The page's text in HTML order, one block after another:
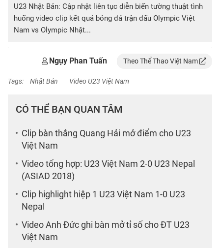
U23 Nhật Bản: Cập nhật liên tục diễn biến tường thuật tình
huống video clip kết quả bóng đá trận đấu Olympic Việt
Nam vs Olympic Nhật...
Ngụy Phan Tuấn Theo Thể Thao Việt Nam
Tags: Nhật Bản Video U23 Việt Nam
CÓ THỂ BẠN QUAN TÂM
Clip bàn thắng Quang Hải mở điểm cho U23
Việt Nam
Video tổng hợp: U23 Việt Nam 2-0 U23 Nepal
(ASIAD 2018)
Clip highlight hiệp 1 U23 Việt Nam 1-0 U23
Nepal
Video Anh Đức ghi bàn mở tỉ số cho ĐT U23
Việt Nam